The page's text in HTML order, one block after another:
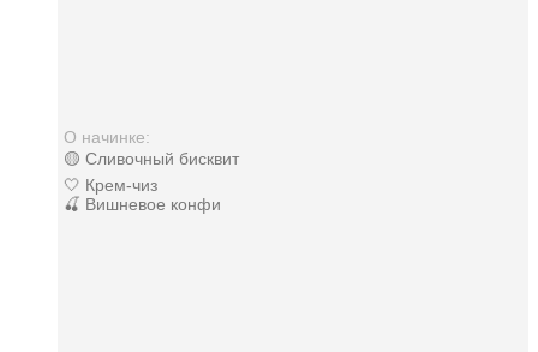
О начинке:
🟡 Сливочный бисквит
🤍 Крем-чиз
🍒 Вишневое конфи